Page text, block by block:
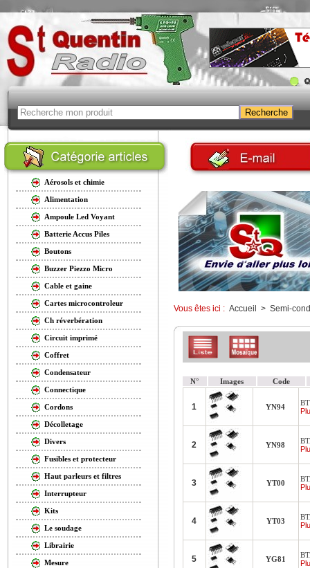
Aérosols et chimie
Alimentation
Ampoule Led Voyant
Batterie Accus Piles
Boutons
Buzzer Piezzo Micro
Cable et gaine
Cartes microcontroleur
Ch réverbération
Circuit imprimé
Coffret
Condensateur
Connectique
Cordons
Décolletage
Divers
Fusibles et protecteur
Haut parleurs et filtres
Interrupteur
Kits
Le soudage
Librairie
Mesure
Vous êtes ici : Accueil > Semi-
N° Images Code
1 YN94
2 YN98
3 YT00
4 YT03
5 YG81